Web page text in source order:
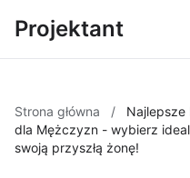
Projektant
Strona główna /
Najlepsze
dla Mężczyzn - wybierz
swoją przyszłą żonę!